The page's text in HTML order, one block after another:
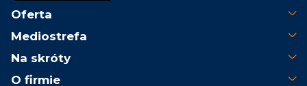
Oferta
Mediostrefa
Na skróty
O firmie